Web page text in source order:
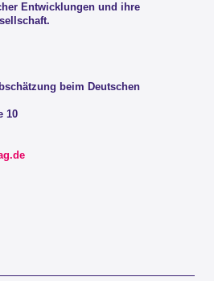
Entwicklungen und ihre
beim Deutschen
10